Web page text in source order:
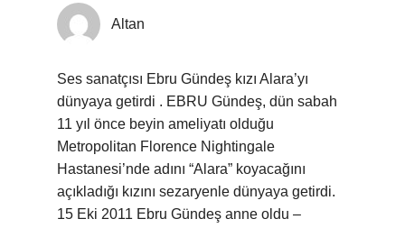
Altan
Ses sanatçısı Ebru Gündeş kızı Alara’yı
dünyaya getirdi . EBRU Gündeş, dün sabah
11 yıl önce beyin ameliyatı olduğu
Metropolitan Florence Nightingale
Hastanesi’nde adını “Alara” koyacağını
açıkladığı kızını sezaryenle dünyaya getirdi.
15 Eki 2011 Ebru Gündeş anne oldu –